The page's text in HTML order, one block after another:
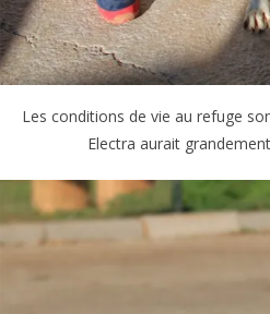
Les conditions de vie au refuge
Electra aurait